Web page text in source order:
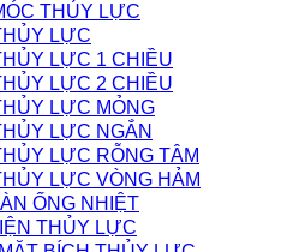
THỦY LỰC
LỰC
LỰC 1 CHIỀU
LỰC 2 CHIỀU
LỰC MỎNG
LỰC NGẮN
LỰC RỖNG TÂM
LỰC VÒNG HẢM
ỐNG NHIỆT
THỦY LỰC